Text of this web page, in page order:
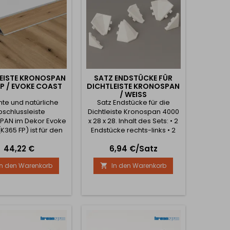
modernes,...
KRONOSPAN
/ EVOKE COAST
und natürliche
im Dekor Evoke
FP) ist für den
Abschluss von
bestimmt. Die
dichtet die
zwischen
ab und
Gleichzeitig
Preis
44,22 €
den Warenkorb
SATZ ENDSTÜCKE FÜR
DICHTLEISTE KRONOSPAN
/ WEISS
Satz Endstücke für die
Dichtleiste Kronospan 4000
x 28 x 28. Inhalt des Sets: • 2
Endstücke rechts-links • 2
Außenecke 90° • 1
Innenecke 135°
Preis
6,94 €/Satz
 In den Warenkorb